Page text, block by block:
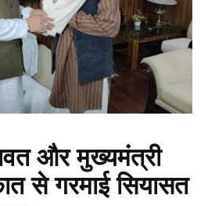
और मुख्यमंत्री
से गरमाई सियासत